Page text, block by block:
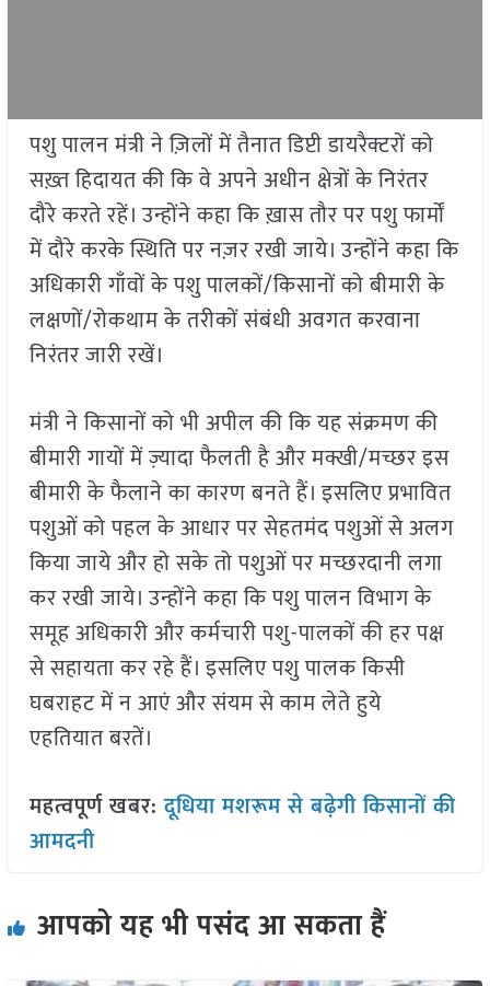
पशु पालन मंत्री ने ज़िलों में तैनात डिप्टी डायरैक्टरों को
सख़्त हिदायत की कि वे अपने अधीन क्षेत्रों के निरंतर
दौरे करते रहें। उन्होंने कहा कि ख़ास तौर पर पशु फार्मों
में दौरे करके स्थिति पर नज़र रखी जाये। उन्होंने कहा कि
अधिकारी गाँवों के पशु पालकों/किसानों को बीमारी के
लक्षणों/रोकथाम के तरीकों संबंधी अवगत करवाना
निरंतर जारी रखें।
मंत्री ने किसानों को भी अपील की कि यह संक्रमण की
बीमारी गायों में ज़्यादा फैलती है और मक्खी/मच्छर इस
बीमारी के फैलाने का कारण बनते हैं। इसलिए प्रभावित
पशुओं को पहल के आधार पर सेहतमंद पशुओं से अलग
किया जाये और हो सके तो पशुओं पर मच्छरदानी लगा
कर रखी जाये। उन्होंने कहा कि पशु पालन विभाग के
समूह अधिकारी और कर्मचारी पशु-पालकों की हर पक्ष
से सहायता कर रहे हैं। इसलिए पशु पालक किसी
घबराहट में न आएं और संयम से काम लेते हुये
एहतियात बरतें।
महत्वपूर्ण खबर:दूधिया मशरूम से बढ़ेगी किसानों की
आमदनी
आपको यह भी पसंद आ सकता हैं